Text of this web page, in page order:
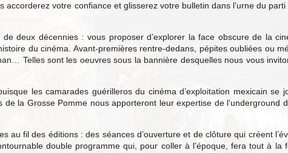
votre confiance et glisserez votre bulletin dans l’urne du parti
deux décennies : vous proposer d’explorer la face obscure de la
du cinéma. Avant-premières rentre-dedans, pépites oubliées ou
Telles sont les oeuvres sous la bannière desquelles nous vous
les camarades guérilleros du cinéma d’exploitation mexicain se
la Grosse Pomme nous apporteront leur expertise de l’underground
au fil des éditions : des séances d’ouverture et de clôture qui créent
double programme qui, pour coller à l’époque, fera tout à la